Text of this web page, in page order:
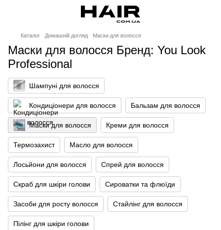
Каталог Домашній догляд Маски для волосся
Маски для волосся Бренд: You Look
Professional
Шампуні для волосся
Кондиціонери для волосся Бальзам для волосся
Маски для волосся Креми для волосся
Термозахист Масло для волосся
Лосьйони для волосся Спрей для волосся
Скраб для шкіри голови Сироватки та флюїди
Засоби для росту волосся Стайлінг для волосся
Пілінг для шкіри голови